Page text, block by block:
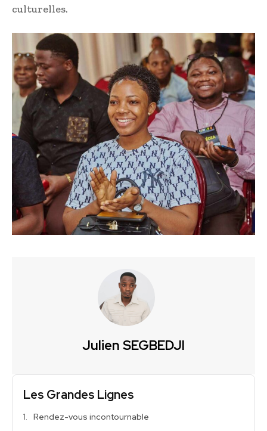
culturelles.
Julien SEGBEDJI
Les Grandes Lignes
Rendez-vous incontournable